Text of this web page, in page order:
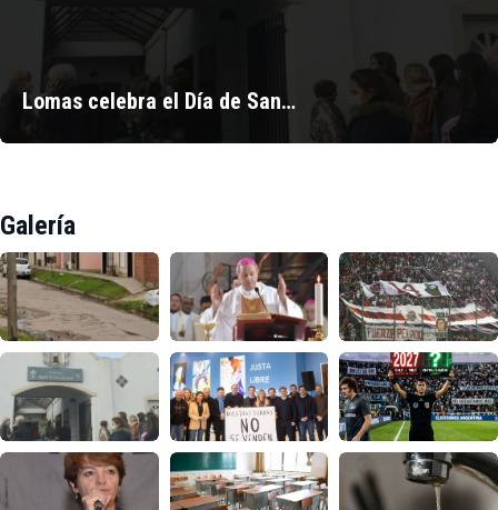
Lomas celebra el Día de San…
Galería